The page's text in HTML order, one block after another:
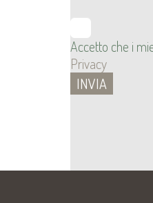
Accetto che i
Privacy